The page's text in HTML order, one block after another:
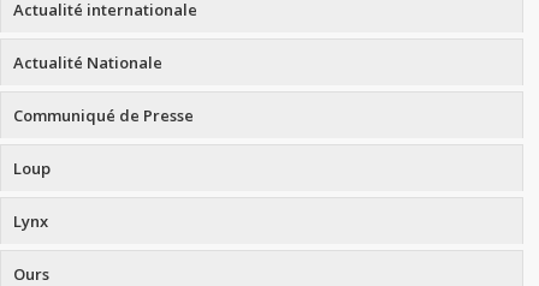
Actualité internationale
Actualité Nationale
Communiqué de Presse
Loup
Lynx
Ours